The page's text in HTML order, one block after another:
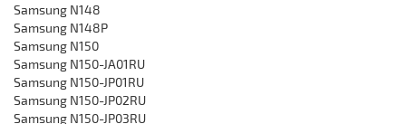
Samsung N148
Samsung N148P
Samsung N150
Samsung ‎N150-JA01RU
Samsung ‎N150-JP01RU
Samsung ‎N150-JP02RU
Samsung ‎N150-JP03RU